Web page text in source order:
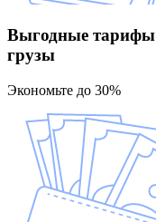
Выгодные тарифы
грузы
Экономьте до 30%